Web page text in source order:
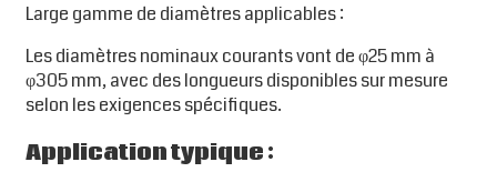
Large gamme de diamètres applicables :
Les diamètres nominaux courants vont de φ25 mm à
φ305 mm, avec des longueurs disponibles sur mesure
selon les exigences spécifiques.
Application typique :